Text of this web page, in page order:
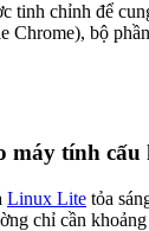
tinh chỉnh để
Chrome), bộ
máy tính cấu
Linux Lite tỏa
chỉ cần